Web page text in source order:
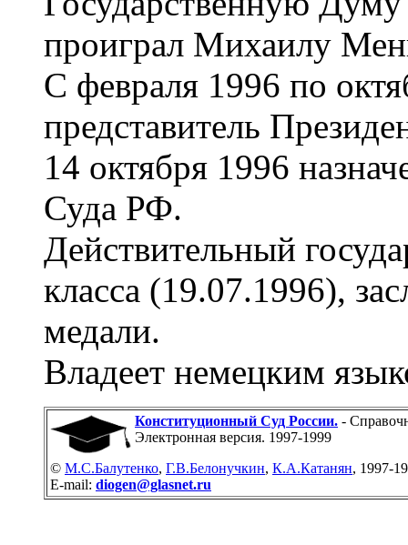
проиграл Михаилу
С февраля 1996 по
представитель
14 октября 1996
Суда РФ.
Действительный
класса (19.07.1996),
медали.
Владеет немецким
Конституционный Суд России. -
Электронная версия. 1997-1999
© М.С.Балутенко, Г.В.Белонучкин, К.А.Катанян, 1997-
E-mail: diogen@glasnet.ru